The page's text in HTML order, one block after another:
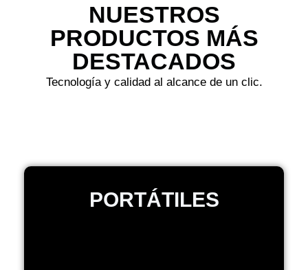
NUESTROS
PRODUCTOS MÁS
DESTACADOS
Tecnología y calidad al alcance de un clic.
PORTÁTILES